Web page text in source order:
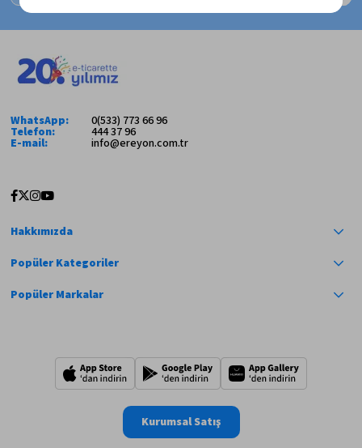
WhatsApp: 0(533) 773 66 96
Telefon: 444 37 96
E-mail: info@ereyon.com.tr
Hakkımızda
Popüler Kategoriler
Popüler Markalar
Kurumsal Satış